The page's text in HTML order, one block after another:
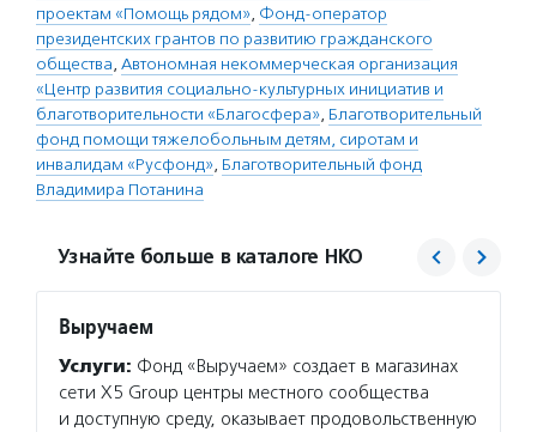
проектам «Помощь рядом», Фонд-оператор
президентских грантов по развитию гражданского
общества, Автономная некоммерческая организация
«Центр развития социально-культурных инициатив и
благотворительности «Благосфера», Благотворительный
фонд помощи тяжелобольным детям, сиротам и
инвалидам «Русфонд», Благотворительный фонд
Владимира Потанина
Узнайте больше в каталоге НКО
Выручаем
Услуги: Фонд «Выручаем» создает в магазинах
сети Х5 Group центры местного сообщества
и доступную среду, оказывает продовольственную